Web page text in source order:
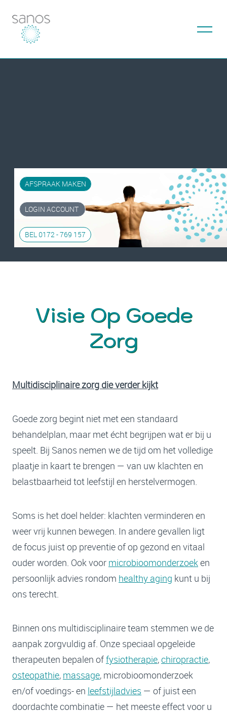
AFSPRAAK MAKEN
LOGIN ACCOUNT
BEL 0172 - 769 157
Visie Op Goede
Zorg
Multidisciplinaire zorg die verder kijkt
Goede zorg begint niet met een standaard
behandelplan, maar met écht begrijpen wat er bij u
speelt. Bij Sanos nemen we de tijd om het volledige
plaatje in kaart te brengen — van uw klachten en
belastbaarheid tot leefstijl en herstelvermogen.
Soms is het doel helder: klachten verminderen en
weer vrij kunnen bewegen. In andere gevallen ligt
de focus juist op preventie of op gezond en vitaal
ouder worden. Ook voor microbioomonderzoeken
persoonlijk advies rondom healthy aging kunt u bij
ons terecht.
Binnen ons multidisciplinaire team stemmen we de
aanpak zorgvuldig af. Onze speciaal opgeleide
therapeuten bepalen offysiotherapie,chiropractie,
osteopathie, massage, microbioomonderzoek
en/of voedings- en leefstijladvies — of juist een
doordachte combinatie — het meeste effect voor u